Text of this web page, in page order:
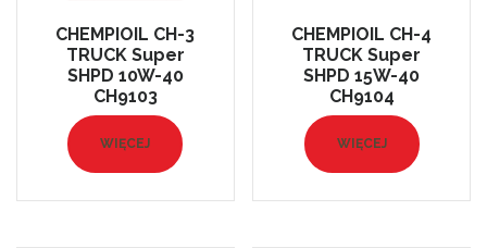
CHEMPIOIL CH-3
TRUCK Super
SHPD 10W-40
CH9103
WIĘCEJ
CHEMPIOIL CH-4
TRUCK Super
SHPD 15W-40
CH9104
WIĘCEJ